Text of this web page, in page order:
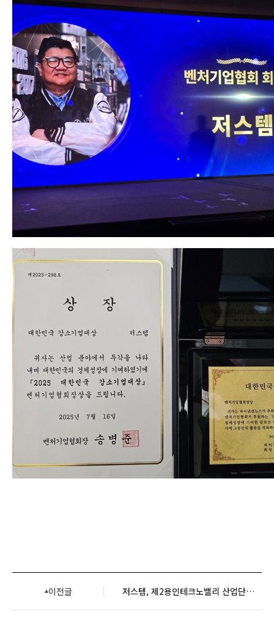
이전글 저스템, 제2용인테크노밸리 산업단지 내 신규 사옥 부지 매입